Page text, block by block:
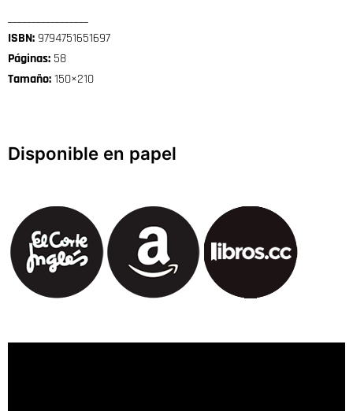
_________________
ISBN:9794751651697
Páginas: 58
Tamaño:150×210
Disponible en papel